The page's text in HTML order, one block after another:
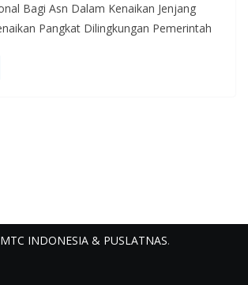
Bagi Asn Dalam Kenaikan Jenjang
Pangkat Dilingkungan Pemerintah
MTC INDONESIA & PUSLATNAS.